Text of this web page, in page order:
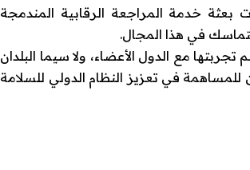
بعثة خدمة المراجعة الرقابية المندمجة
مع الدول الأعضاء، ولا سيما البلدان
للمساهمة في تعزيز النظام الدولي للسلامة